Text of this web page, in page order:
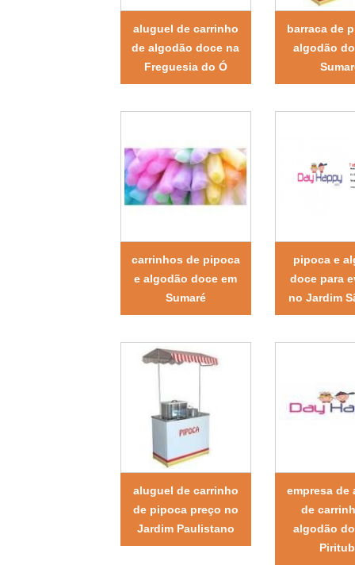
aluguel de carrinho
de algodão doce na
Freguesia do Ó
barraca de
algodão
carrinhos de pipoca
e algodão doce em
Sumaré
pipoca e
doce para
no Jardim
aluguel de carrinho
de pipoca preço no
Jardim Paulistano
empresa de
de
algodão